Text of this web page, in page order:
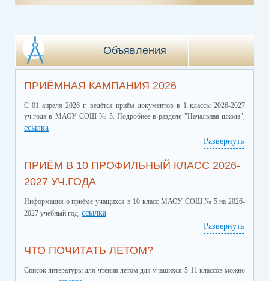
Объявления
ПРИЁМНАЯ КАМПАНИЯ 2026
С 01 апреля 2026 г. ведётся приём документов в 1 классы 2026-2027
уч.года в МАОУ СОШ № 5. Подробнее в разделе "Начальная школа",
ссылка
Развернуть
ПРИЁМ В 10 ПРОФИЛЬНЫЙ КЛАСС 2026-
2027 УЧ.ГОДА
Информация о приёме учащихся в 10 класс МАОУ СОШ № 5 на 2026-
2027 учебный год, ссылка
Развернуть
ЧТО ПОЧИТАТЬ ЛЕТОМ?
Список литературы для чтения летом для учащихся 5-11 классов можно